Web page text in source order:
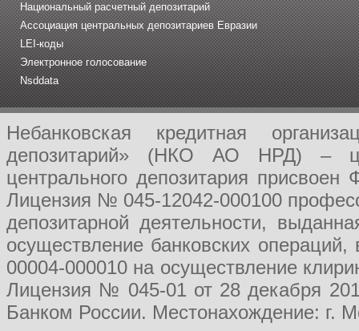
Национальный расчетный депозитарий
Ассоциация центральных депозитариев Евразии
LEI-коды
Электронное голосование
Nsddata
Небанковская кредитная
депозитарий» (НКО АО НРД) –
центрального депозитария
Лицензия № 045-12042-000100
депозитарной деятельности,
осуществление банковских
00004-000010 на осуществление
Лицензия № 045-01 от 28 декабря
Банком России. Местонахождение: г.